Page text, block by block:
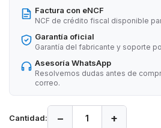
Factura con eNCF
NCF de crédito fiscal disponible
Garantía oficial
Garantía del fabricante y soporte
Asesoría WhatsApp
Resolvemos dudas antes de
correo.
Cantidad: − +